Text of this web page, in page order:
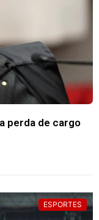
perda de cargo
ESPORTES